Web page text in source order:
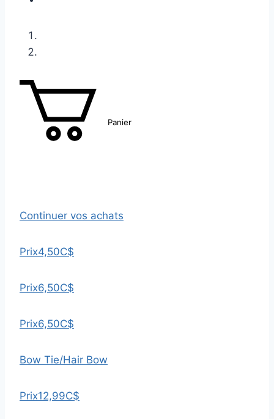
Panier
Continuer vos achats
Prix4,50C$
Prix6,50C$
Prix6,50C$
Bow Tie/Hair Bow
Prix12,99C$